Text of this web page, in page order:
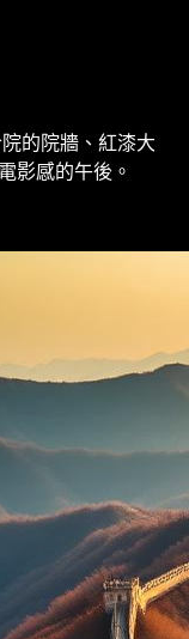
的院牆、紅漆大
影感的午後。